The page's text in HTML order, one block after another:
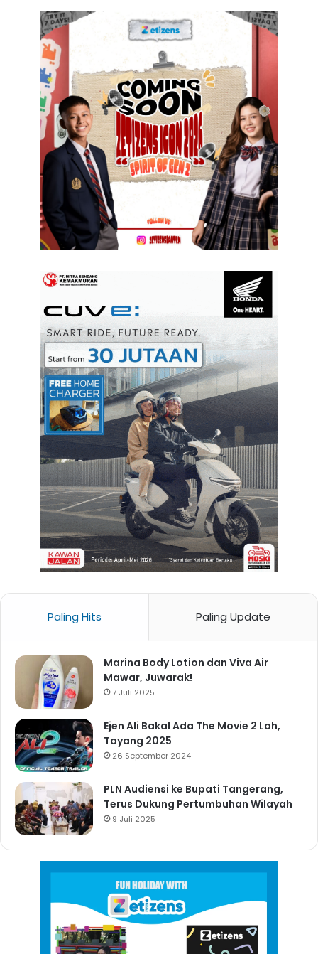
Paling Hits Paling Update
Marina Body Lotion dan Viva Air
Mawar, Juwarak!
7 Juli 2025
Ejen Ali Bakal Ada The Movie 2 Loh,
Tayang 2025
26 September 2024
PLN Audiensi ke Bupati Tangerang,
Terus Dukung Pertumbuhan Wilayah
9 Juli 2025